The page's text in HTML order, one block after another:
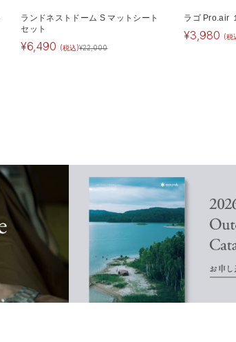
ランドネストドーム S マットシート
セット
¥6,490 (税込)¥22,000
ラゴ Pro.air
¥3,980 (税